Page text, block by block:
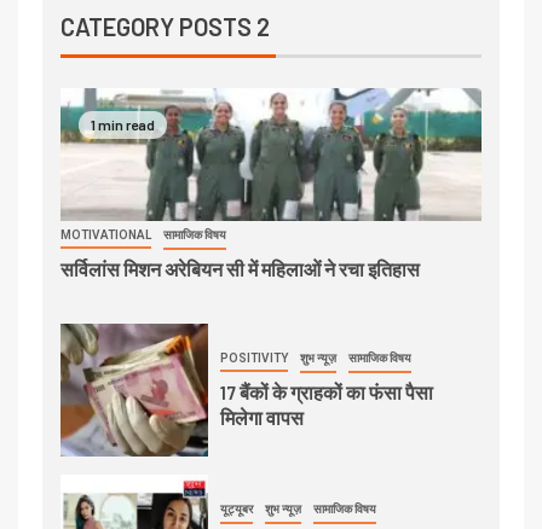
CATEGORY POSTS 2
1 min read
MOTIVATIONAL सामाजिक विषय
सर्विलांस मिशन अरेबियन सी में महिलाओं ने रचा इतिहास
POSITIVITY शुभ न्यूज़ सामाजिक विषय
17 बैंकों के ग्राहकों का फंसा पैसा
मिलेगा वापस
यूट्यूबर शुभ न्यूज़ सामाजिक विषय